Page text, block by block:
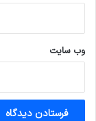
وب‌ سایت